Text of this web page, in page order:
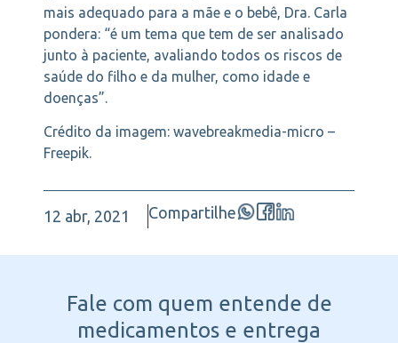
mais adequado para a mãe e o bebê, Dra. Carla
pondera: “é um tema que tem de ser analisado
junto à paciente, avaliando todos os riscos de
saúde do filho e da mulher, como idade e
doenças”.
Crédito da imagem: wavebreakmedia-micro –
Freepik.
12 abr, 2021 Compartilhe
Fale com quem entende de
medicamentos e entrega